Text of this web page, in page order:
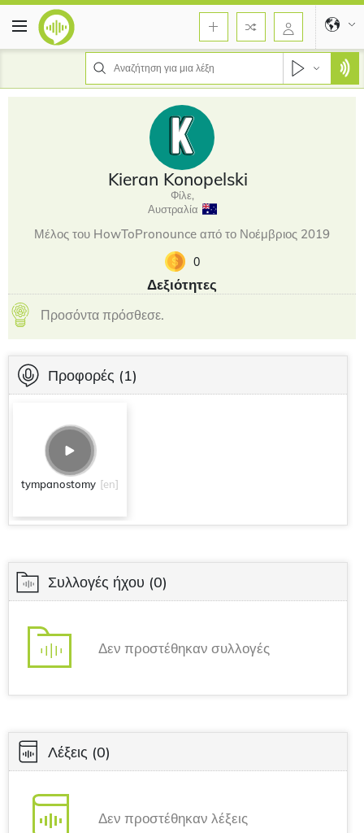
Kieran Konopelski
Φίλε,
Αυστραλία
Μέλος του HowToPronounce από το Νοέμβριος 2019
0
Δεξιότητες
Προσόντα πρόσθεσε.
Προφορές (1)
tympanostomy [en]
Συλλογές ήχου (0)
Δεν προστέθηκαν συλλογές
Λέξεις (0)
Δεν προστέθηκαν λέξεις